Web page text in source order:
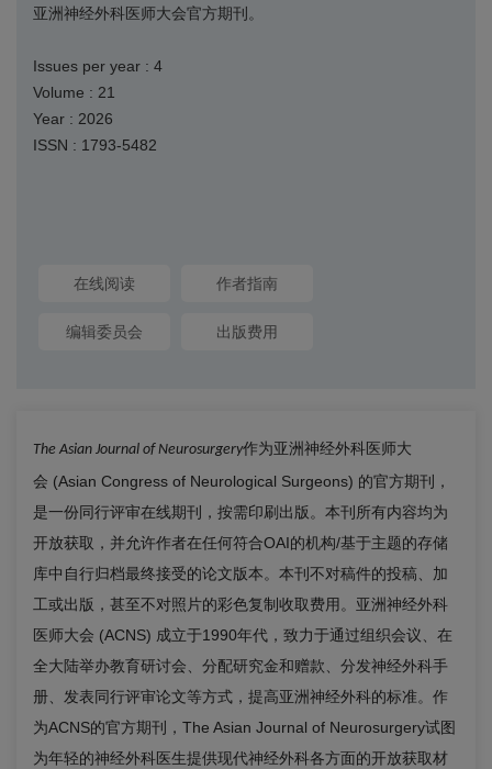
亚洲神经外科医师大会官方期刊。
Issues per year : 4
Volume : 21
Year : 2026
ISSN : 1793-5482
在线阅读 作者指南
编辑委员会 出版费用
The Asian Journal of Neurosurgery作为亚洲神经外科医师大
会 (Asian Congress of Neurological Surgeons) 的官方期刊，
是一份同行评审在线期刊，按需印刷出版。本刊所有内容均为
开放获取，并允许作者在任何符合OAI的机构/基于主题的存储
库中自行归档最终接受的论文版本。本刊不对稿件的投稿、加
工或出版，甚至不对照片的彩色复制收取费用。亚洲神经外科
医师大会 (ACNS) 成立于1990年代，致力于通过组织会议、在
全大陆举办教育研讨会、分配研究金和赠款、分发神经外科手
册、发表同行评审论文等方式，提高亚洲神经外科的标准。作
为ACNS的官方期刊， The Asian Journal of Neurosurgery试图
为年轻的神经外科医生提供现代神经外科各方面的开放获取材